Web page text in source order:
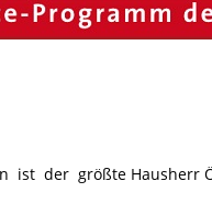
ist der größte Hausherr